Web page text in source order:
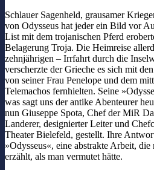
Schlauer Sagenheld, grausamer
von Odysseus hat jeder ein Bild vor
List mit dem trojanischen Pferd
Belagerung Troja. Die Heimreise
zehnjährigen – Irrfahrt durch die
verscherzte der Grieche es sich mit
von seiner Frau Penelope und dem
Telemachos fernhielten. Seine
was sagt uns der antike Abenteurer
nun Giuseppe Spota, Chef der MiR
Landerer, designierter Leiter und
Theater Bielefeld, gestellt. Ihre
»Odysseus«, eine abstrakte Arbeit,
erzählt, als man vermutet hätte.